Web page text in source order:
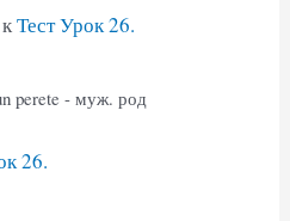
кТест Урок 26.
perete - муж. род
26.